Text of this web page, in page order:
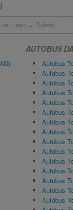
León ↔ Toledo.
AUTOBUS
Autobus
Autobus
Autobus
Autobus
Autobus
Autobus
Autobus
Autobus
Autobus
Autobus
Autobus
Autobus
Autobus
Autobus
Autobus